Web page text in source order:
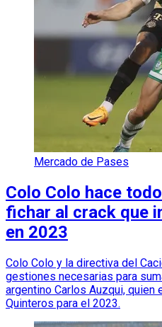
Mercado de Pases
Colo Colo hace
fichar al crack que
en 2023
Colo Colo y la directiva del
gestiones necesarias para
argentino Carlos Auzqui, quien
Quinteros para el 2023.